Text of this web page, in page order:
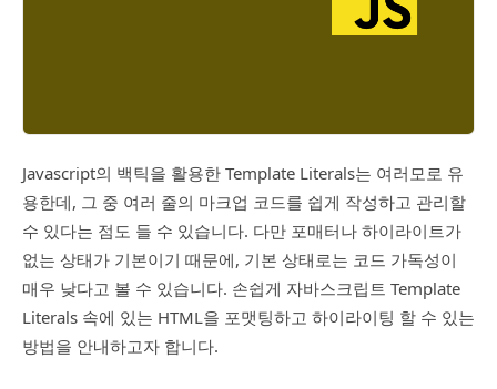
Javascript의 백틱을 활용한 Template Literals는 여러모로 유
용한데, 그 중 여러 줄의 마크업 코드를 쉽게 작성하고 관리할
수 있다는 점도 들 수 있습니다. 다만 포매터나 하이라이트가
없는 상태가 기본이기 때문에, 기본 상태로는 코드 가독성이
매우 낮다고 볼 수 있습니다. 손쉽게 자바스크립트 Template
Literals 속에 있는 HTML을 포맷팅하고 하이라이팅 할 수 있는
방법을 안내하고자 합니다.